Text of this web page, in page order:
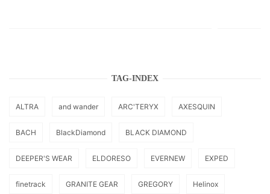
TAG-INDEX
ALTRA and wander ARC'TERYX AXESQUIN
BACH BlackDiamond BLACK DIAMOND
DEEPER'S WEAR ELDORESO EVERNEW EXPED
finetrack GRANITE GEAR GREGORY Helinox